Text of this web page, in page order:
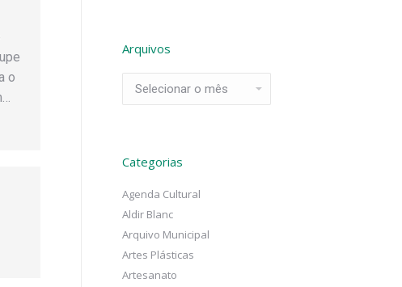
o
Arquivos
Categorias
Agenda Cultural
Aldir Blanc
Arquivo Municipal
Artes Plásticas
Artesanato